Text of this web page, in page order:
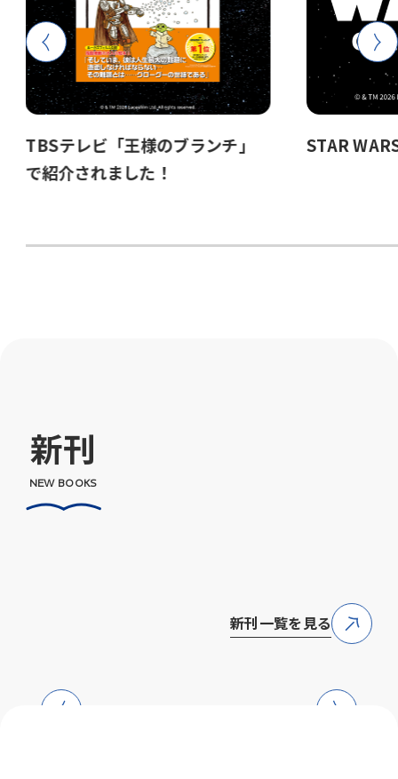
TBSテレビ「王様のブランチ」
で紹介されました！
STAR
新刊
NEW BOOKS
新刊一覧を見る